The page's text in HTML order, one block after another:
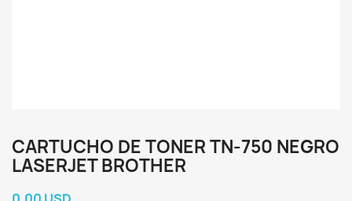
CARTUCHO DE TONER TN-750 NEGRO
LASERJET BROTHER